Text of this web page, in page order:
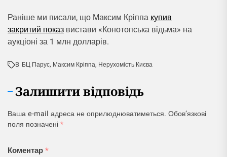
Раніше ми писали, що Максим Кріппакупив
закритий показ вистави «Конотопська відьма» на
аукціоні за 1 млн долларів.
В БЦ Парус, Максим Кріппа, Нерухомість Києва
Залишити відповідь
Ваша e-mail адреса не оприлюднюватиметься. Обов’язкові
поля позначені*
Коментар*